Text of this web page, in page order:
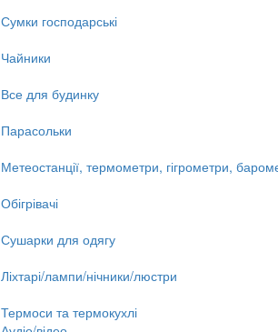
Сумки господарські
Чайники
Все для будинку
Парасольки
Метеостанції, термометри, гігрометри,
Обігрівачі
Сушарки для одягу
Ліхтарі/лампи/нічники/люстри
Термоси та термокухлі